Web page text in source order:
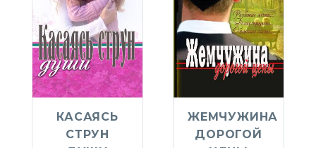
КАСАЯСЬ
СТРУН
ЖЕМЧУЖИНА
ДОРОГОЙ